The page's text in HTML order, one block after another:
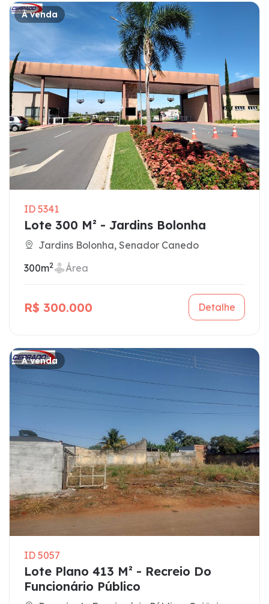
À venda
ID 5341
Lote 300 M² - Jardins Bolonha
Jardins Bolonha, Senador Canedo
300m2 Área
R$ 300.000 Detalhe
À venda
ID 5057
Lote Plano 413 M² - Recreio Do
Funcionário Público